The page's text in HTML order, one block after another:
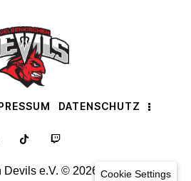
DATENSCHUTZ
e.V. © 2026. All rights
Cookie Settings